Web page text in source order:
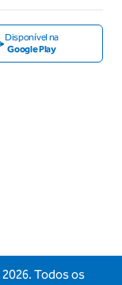
Disponível na
Google Play
2026. Todos os